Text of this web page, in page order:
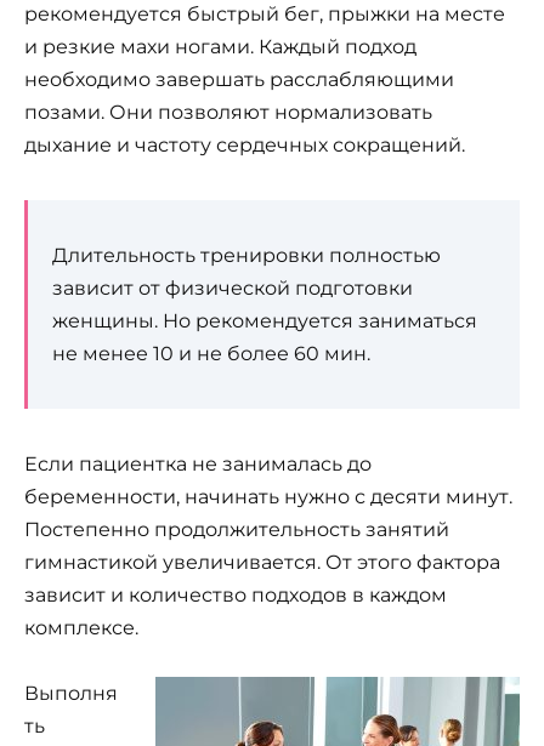
рекомендуется быстрый бег, прыжки на месте
и резкие махи ногами. Каждый подход
необходимо завершать расслабляющими
позами. Они позволяют нормализовать
дыхание и частоту сердечных сокращений.
Длительность тренировки полностью
зависит от физической подготовки
женщины. Но рекомендуется заниматься
не менее 10 и не более 60 мин.
Если пациентка не занималась до
беременности, начинать нужно с десяти минут.
Постепенно продолжительность занятий
гимнастикой увеличивается. От этого фактора
зависит и количество подходов в каждом
комплексе.
Выполня
ть